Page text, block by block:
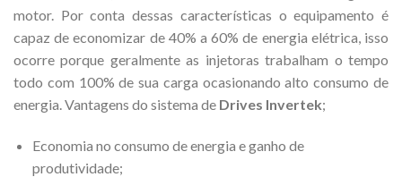
motor. Por conta dessas características o equipamento é
capaz de economizar de 40% a 60% de energia elétrica, isso
ocorre porque geralmente as injetoras trabalham o tempo
todo com 100% de sua carga ocasionando alto consumo de
energia. Vantagens do sistema de Drives Invertek;
Economia no consumo de energia e ganho de
produtividade;